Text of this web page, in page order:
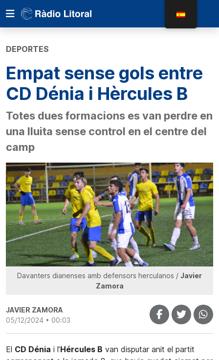
DEPORTES
Empat sense gols entre
CD Dénia i Hèrcules B
Totes dues formacions es van perdre en
una lluita sense control en el centre del
camp
Davanters dianenses amb defensors herculanos / Javier
Zamora
JAVIER ZAMORA
05/12/2024 • 00:03
El CD Dénia i l’Hércules B van disputar anit el partit